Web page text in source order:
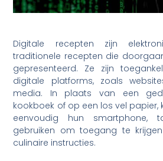
Digitale recepten zijn
traditionele recepten die
gepresenteerd. Ze zijn
digitale platforms, zoals
media. In plaats van een
kookboek of op een los vel papier,
eenvoudig hun smartphone,
gebruiken om toegang te
culinaire instructies.